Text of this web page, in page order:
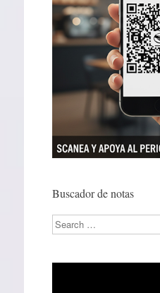
Buscador de notas
Search